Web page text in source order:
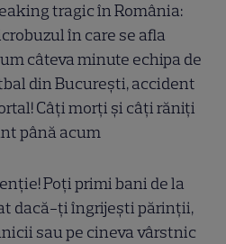
tragic în România:
în care se afla
câteva minute echipa de
din București, accident
Câți morți și câți răniți
până acum
Poți primi bani de la
dacă-ți îngrijești părinții,
sau pe cineva vârstnic